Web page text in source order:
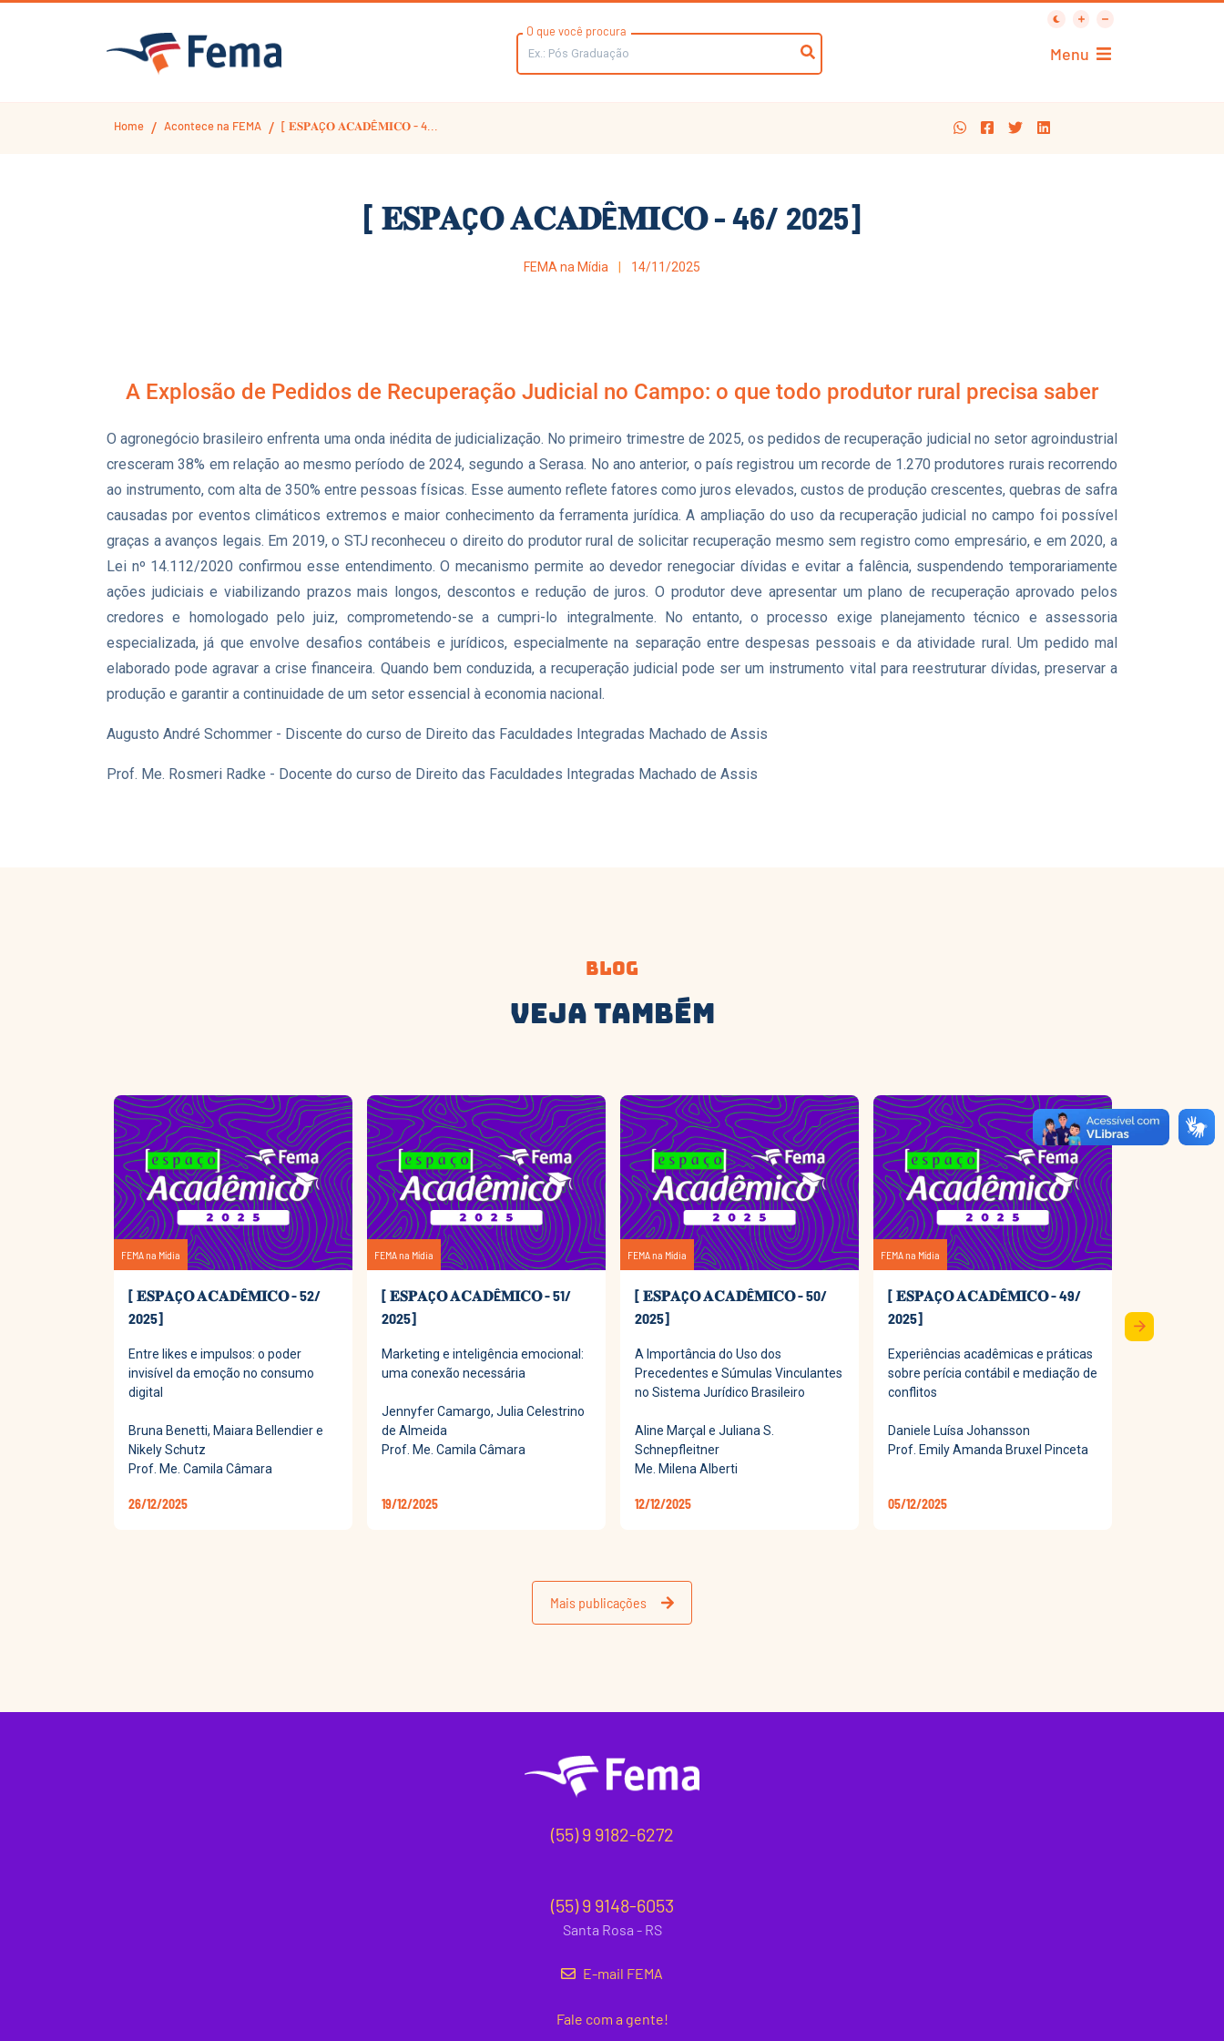
O que você procura
Menu
Home / Acontece na FEMA / [ 𝐄𝐒𝐏𝐀Ç𝐎 𝐀𝐂𝐀𝐃Ê𝐌𝐈𝐂𝐎 - 4...
[ 𝐄𝐒𝐏𝐀Ç𝐎 𝐀𝐂𝐀𝐃Ê𝐌𝐈𝐂𝐎 - 46/ 2025]
FEMA na Mídia 14/11/2025
A Explosão de Pedidos de Recuperação Judicial no Campo: o que todo produtor rural precisa saber
O agronegócio brasileiro enfrenta uma onda inédita de judicialização. No primeiro trimestre de 2025, os pedidos de recuperação judicial no setor agroindustrial
cresceram 38% em relação ao mesmo período de 2024, segundo a Serasa. No ano anterior, o país registrou um recorde de 1.270 produtores rurais recorrendo
ao instrumento, com alta de 350% entre pessoas físicas. Esse aumento reflete fatores como juros elevados, custos de produção crescentes, quebras de safra
causadas por eventos climáticos extremos e maior conhecimento da ferramenta jurídica. A ampliação do uso da recuperação judicial no campo foi possível
graças a avanços legais. Em 2019, o STJ reconheceu o direito do produtor rural de solicitar recuperação mesmo sem registro como empresário, e em 2020, a
Lei nº 14.112/2020 confirmou esse entendimento. O mecanismo permite ao devedor renegociar dívidas e evitar a falência, suspendendo temporariamente
ações judiciais e viabilizando prazos mais longos, descontos e redução de juros. O produtor deve apresentar um plano de recuperação aprovado pelos
credores e homologado pelo juiz, comprometendo-se a cumpri-lo integralmente. No entanto, o processo exige planejamento técnico e assessoria
especializada, já que envolve desafios contábeis e jurídicos, especialmente na separação entre despesas pessoais e da atividade rural. Um pedido mal
elaborado pode agravar a crise financeira. Quando bem conduzida, a recuperação judicial pode ser um instrumento vital para reestruturar dívidas, preservar a
produção e garantir a continuidade de um setor essencial à economia nacional.
Augusto André Schommer - Discente do curso de Direito das Faculdades Integradas Machado de Assis
Prof. Me. Rosmeri Radke - Docente do curso de Direito das Faculdades Integradas Machado de Assis
Blog
Veja Também
FEMA na Mídia
[ 𝐄𝐒𝐏𝐀Ç𝐎 𝐀𝐂𝐀𝐃Ê𝐌𝐈𝐂𝐎 - 52/
2025]
Entre likes e impulsos: o poder
invisível da emoção no consumo
digital
Bruna Benetti, Maiara Bellendier e
Nikely Schutz
Prof. Me. Camila Câmara
26/12/2025
FEMA na Mídia
[ 𝐄𝐒𝐏𝐀Ç𝐎 𝐀𝐂𝐀𝐃Ê𝐌𝐈𝐂𝐎 - 51/
2025]
Marketing e inteligência emocional:
uma conexão necessária
Jennyfer Camargo, Julia Celestrino
de Almeida
Prof. Me. Camila Câmara
19/12/2025
FEMA na Mídia
[ 𝐄𝐒𝐏𝐀Ç𝐎 𝐀𝐂𝐀𝐃Ê𝐌𝐈𝐂𝐎 - 50/
2025]
A Importância do Uso dos
Precedentes e Súmulas Vinculantes
no Sistema Jurídico Brasileiro
Aline Marçal e Juliana S.
Schnepfleitner
Me. Milena Alberti
12/12/2025
FEMA na Mídia
[ 𝐄𝐒𝐏𝐀Ç𝐎 𝐀𝐂𝐀𝐃Ê𝐌𝐈𝐂𝐎 - 49/
2025]
Experiências acadêmicas e práticas
sobre perícia contábil e mediação de
conflitos
Daniele Luísa Johansson
Prof. Emily Amanda Bruxel Pinceta
05/12/2025
2025]
arrow_forward
Mais publicações
(55) 9 9182-6272
(55) 9 9148-6053
Santa Rosa - RS
E-mail FEMA
Fale com a gente!